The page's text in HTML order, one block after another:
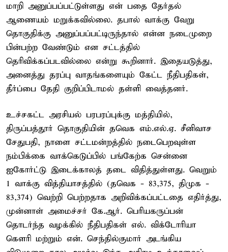
மாறி அனுப்பப்பட்டுள்ளது என் பதை தேர்தல்
ஆணையம் மறுக்கவில்லை. தபால் வாக்கு வேறு
தொகுதிக்கு அனுப்பப்பட்டிருந்தால் என்ன நடைமுறை
பின்பற்ற வேண்டும் என சட்டத்தில்
தெரிவிக்கப்படவில்லை என்று கூறினார். இதையடுத்து,
அனைத்து தரப்பு வாதங்களையும் கேட்ட நீதிபதிகள்,
தீர்ப்பை தேதி குறிப்பிடாமல் தள்ளி வைத்தனர்.
உச்சகட்ட அரசியல் பரபரப்புக்கு மத்தியில்,
திருப்பத்தூர் தொகுதியின் தவெக எம்.எல்.ஏ. சீனிவாச
சேதுபதி, நாளை சட்டமன்றத்தில் நடைபெறவுள்ள
நம்பிக்கை வாக்கெடுப்பில் பங்கேற்க சென்னை
ஐகோர்ட்டு இடைக்காலத் தடை விதித்துள்ளது. வெறும்
1 வாக்கு வித்தியாசத்தில் (தவெக - 83,375, திமுக -
83,374) வெற்றி பெற்றதாக அறிவிக்கப்பட்டதை எதிர்த்து,
முன்னாள் அமைச்சர் கே.ஆர். பெரியகருப்பன்
தொடர்ந்த வழக்கில் நீதிபதிகள் எல். விக்டோரியா
கௌரி மற்றும் என். செந்தில்குமார் அடங்கிய